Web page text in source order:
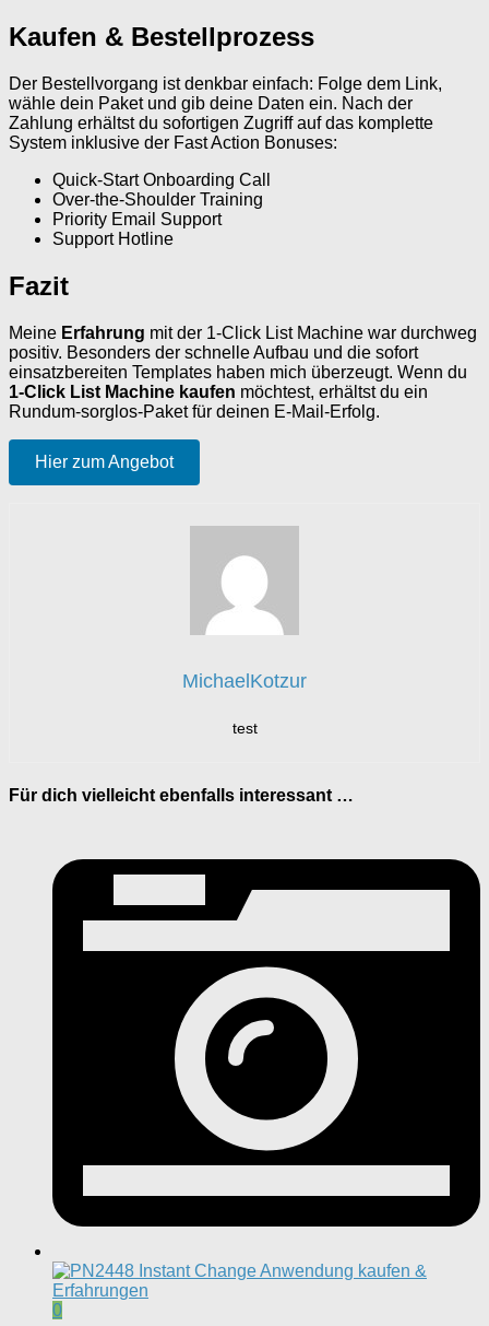
Kaufen & Bestellprozess
Der Bestellvorgang ist denkbar einfach: Folge dem Link,
wähle dein Paket und gib deine Daten ein. Nach der
Zahlung erhältst du sofortigen Zugriff auf das komplette
System inklusive der Fast Action Bonuses:
Quick-Start Onboarding Call
Over-the-Shoulder Training
Priority Email Support
Support Hotline
Fazit
Meine Erfahrung mit der 1-Click List Machine war durchweg
positiv. Besonders der schnelle Aufbau und die sofort
einsatzbereiten Templates haben mich überzeugt. Wenn du
1-Click List Machine kaufen möchtest, erhältst du ein
Rundum-sorglos-Paket für deinen E-Mail-Erfolg.
Hier zum Angebot
MichaelKotzur
test
Für dich vielleicht ebenfalls interessant …
0